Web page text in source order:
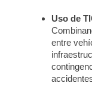
Uso de
entre